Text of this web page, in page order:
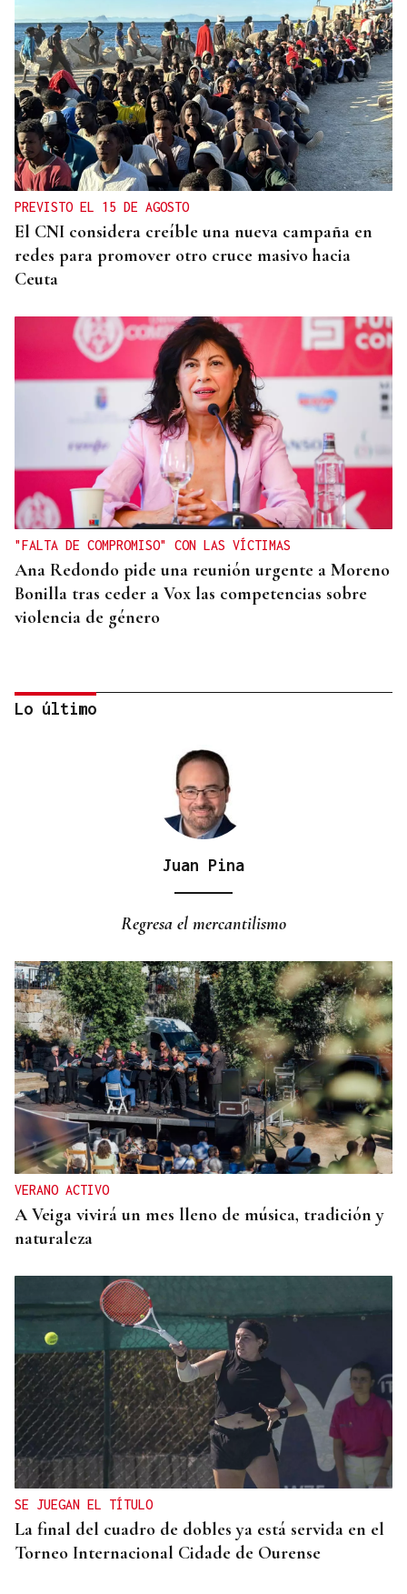
PREVISTO EL 15 DE AGOSTO
El CNI considera creíble una nueva campaña en
redes para promover otro cruce masivo hacia
Ceuta
"FALTA DE COMPROMISO" CON LAS VÍCTIMAS
Ana Redondo pide una reunión urgente a Moreno
Bonilla tras ceder a Vox las competencias sobre
violencia de género
tras alcanzar un nuevo máximo histórico
Lo último
Juan Pina
Regresa el mercantilismo
VERANO ACTIVO
A Veiga vivirá un mes lleno de música, tradición y
naturaleza
SE JUEGAN EL TÍTULO
La final del cuadro de dobles ya está servida en el
Torneo Internacional Cidade de Ourense